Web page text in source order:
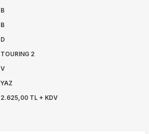
B
B
D
TOURING 2
V
YAZ
2.625,00 TL + KDV